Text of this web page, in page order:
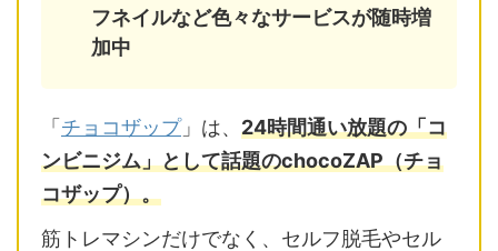
フネイルなど色々なサービスが随時増
加中
「 チョコザップ」は、 24時間通い放題の「コ
ンビニジム」として話題のchocoZAP（チョ
コザップ）。
筋トレマシンだけでなく、セルフ脱毛やセル